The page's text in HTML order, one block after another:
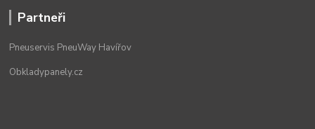
Partneři
Pneuservis PneuWay Havířov
Obkladypanely.cz